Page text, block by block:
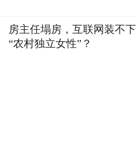
房主任塌房，互联网装不下
“农村独立女性”？